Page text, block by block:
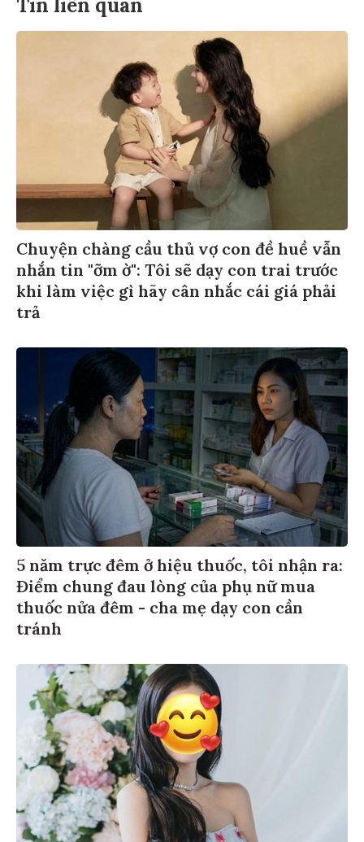
Tin liên quan
Chuyện chàng cầu thủ vợ con đề huề vẫn
nhắn tin "ỡm ờ": Tôi sẽ dạy con trai trước
khi làm việc gì hãy cân nhắc cái giá phải
trả
5 năm trực đêm ở hiệu thuốc, tôi nhận ra:
Điểm chung đau lòng của phụ nữ mua
thuốc nửa đêm - cha mẹ dạy con cần
tránh